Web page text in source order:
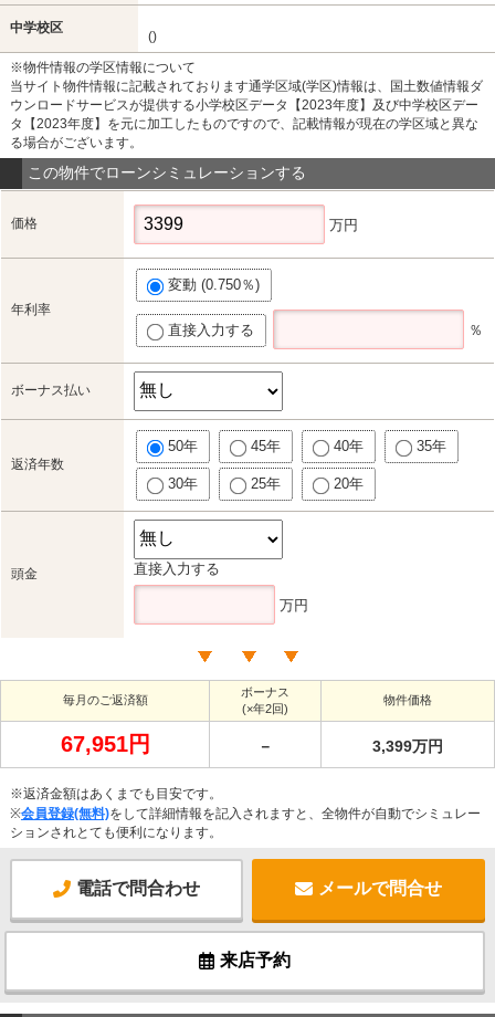
中学校区
()
※物件情報の学区情報について
当サイト物件情報に記載されております通学区域(学区)情報は、国土数値情報ダ
ウンロードサービスが提供する小学校区データ【2023年度】及び中学校区デー
タ【2023年度】を元に加工したものですので、記載情報が現在の学区域と異な
る場合がございます。
この物件でローンシミュレーションする
価格 万円
年利率
変動 (0.750％)
直接入力する ％
ボーナス払い
返済年数
50年 45年 40年 35年
30年 25年 20年
頭金 直接入力する
万円
毎月のご返済額
ボーナス
(×年2回)
物件価格
67,951円 － 3,399万円
※返済金額はあくまでも目安です。
※会員登録(無料)をして詳細情報を記入されますと、全物件が自動でシミュレー
ションされとても便利になります。
電話で問合わせ メールで問合せ
来店予約